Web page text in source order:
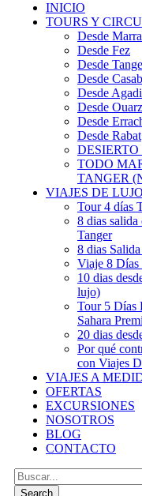
INICIO
TOURS Y
Desde
Desde Fez
Desde
Desde
Desde
Desde
Desde
Desde Rabat
TODO
TANGER
VIAJES DE LUJO
Tour 4 días
8 dias
Tanger
8 dias
Viaje 8 Días
10 dias
lujo)
Tour 5 Días
Sahara
20 dias
Por qué
con Viajes
VIAJES A
OFERTAS
EXCURSIONES
NOSOTROS
BLOG
CONTACTO